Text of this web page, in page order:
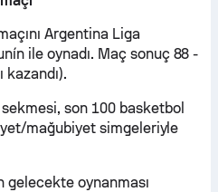
Argentina Liga
ile oynadı. Maç sonuç 88 -
kazandı).
son 100 basketbol
mağubiyet simgeleriyle
gelecekte oynanması